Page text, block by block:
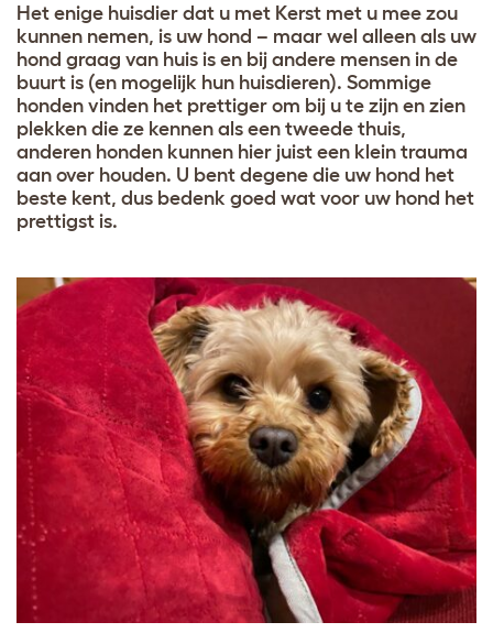
Het enige huisdier dat u met Kerst met u mee zou
kunnen nemen, is uw hond – maar wel alleen als uw
hond graag van huis is en bij andere mensen in de
buurt is (en mogelijk hun huisdieren). Sommige
honden vinden het prettiger om bij u te zijn en zien
plekken die ze kennen als een tweede thuis,
anderen honden kunnen hier juist een klein trauma
aan over houden. U bent degene die uw hond het
beste kent, dus bedenk goed wat voor uw hond het
prettigst is.